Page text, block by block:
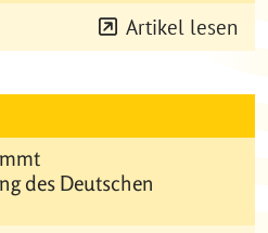
Artikel lesen
des Deutschen